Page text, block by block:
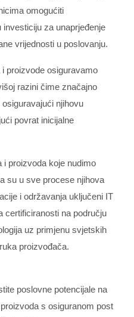
omogućiti
za unaprjeđenje
vrijednosti u poslovanju.
proizvode osiguravamo
razini čime značajno
njihovu
povrat inicijalne
proizvoda koje nudimo
su u sve procese njihova
i održavanja uključeni IT
certificiranosti na području
uz primjenu svjetskih
proizvođača.
poslovne potencijale na
s osiguranom post